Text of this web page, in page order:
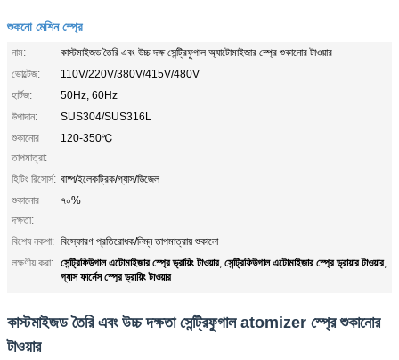
শুকনো মেশিন স্প্রে
নাম:
কাস্টমাইজড তৈরি এবং উচ্চ দক্ষ সেন্ট্রিফুগাল অ্যাটোমাইজার স্প্রে শুকানোর টাওয়ার
ভোল্টেজ:
110V/220V/380V/415V/480V
হার্টজ:
50Hz, 60Hz
উপাদান:
SUS304/SUS316L
শুকানোর
তাপমাত্রা:
120-350℃
হিটিং রিসোর্স: বাষ্প/ইলেকট্রিক/গ্যাস/ডিজেল
শুকানোর
দক্ষতা:
৭০%
বিশেষ নকশা: বিস্ফোরণ প্রতিরোধক/নিম্ন তাপমাত্রায় শুকানো
লক্ষণীয় করা: সেন্ট্রিফিউগাল এটোমাইজার স্প্রে ড্রায়িং টাওয়ার, সেন্ট্রিফিউগাল এটোমাইজার স্প্রে ড্রায়ার টাওয়ার,
গ্যাস ফার্নেস স্প্রে ড্রায়িং টাওয়ার
কাস্টমাইজড তৈরি এবং উচ্চ দক্ষতা সেন্ট্রিফুগাল atomizer স্প্রে শুকানোর
টাওয়ার